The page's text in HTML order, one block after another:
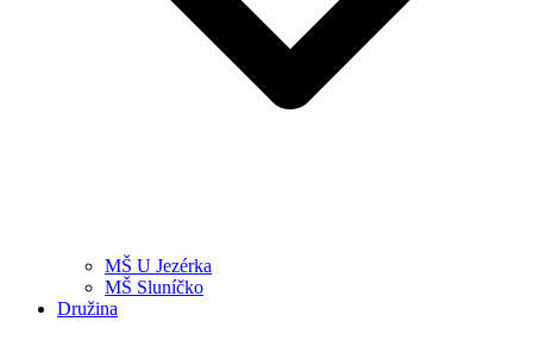
MŠ U Jezérka
MŠ Sluníčko
Družina